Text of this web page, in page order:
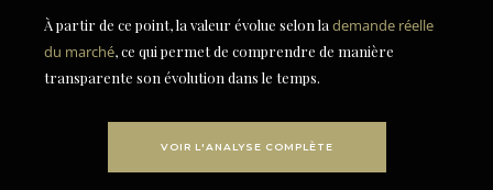
À partir de ce point, la valeur évolue selon la demande réelle
du marché, ce qui permet de comprendre de manière
transparente son évolution dans le temps.
VOIR L'ANALYSE COMPLÈTE